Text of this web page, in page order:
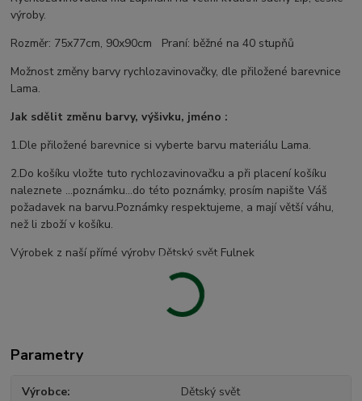
výroby.
Rozměr: 75x77cm, 90x90cm Praní: běžné na 40 stupňů
Možnost změny barvy rychlozavinovačky, dle přiložené barevnice
Lama.
Jak sdělit změnu barvy, výšivku, jméno :
1.Dle přiložené barevnice si vyberte barvu materiálu Lama.
2.Do košíku vložte tuto rychlozavinovačku a při placení košíku
naleznete ...poznámku...do této poznámky, prosím napište Váš
požadavek na barvu.Poznámky respektujeme, a mají větší váhu,
než li zboží v košíku.
Výrobek z naší přímé výroby Dětský svět Fulnek
Parametry
Výrobce Dětský svět